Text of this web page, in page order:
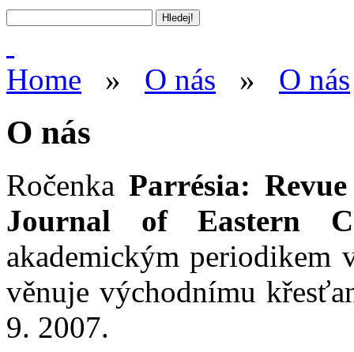
Home » O nás » O nás
O nás
Ročenka Parrésia:
Journal of Eastern
akademickým periodikem
věnuje východnímu
9. 2007.